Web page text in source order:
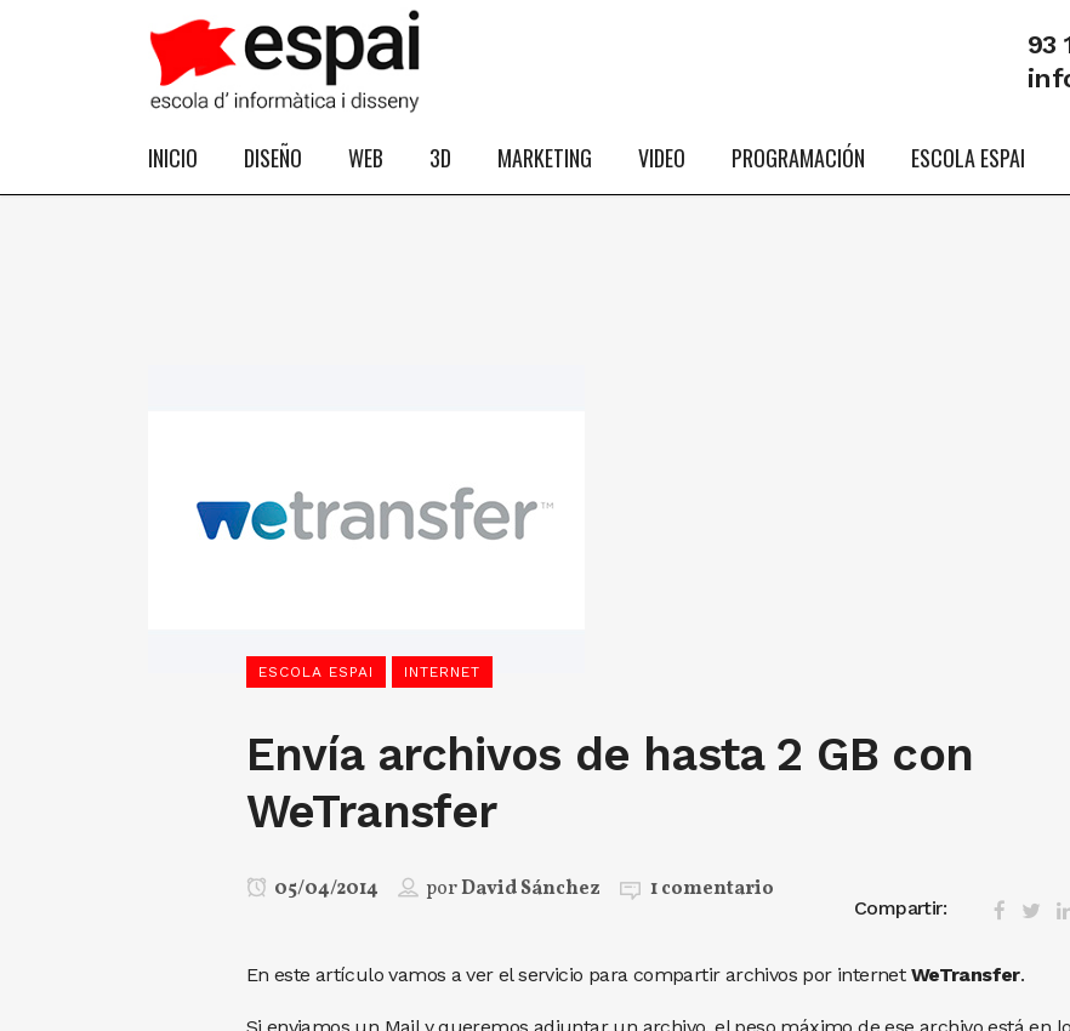
93
INICIO DISEÑO WEB 3D MARKETING VIDEO PROGRAMACIÓN ESCOLA ESPAI
ESCOLA ESPAI INTERNET
Envía archivos de hasta 2 GB con
WeTransfer
05/04/2014 porDavid Sánchez 1 comentario
Compartir:
En este artículo vamos a ver el servicio para compartir archivos por internetWeTransfer.